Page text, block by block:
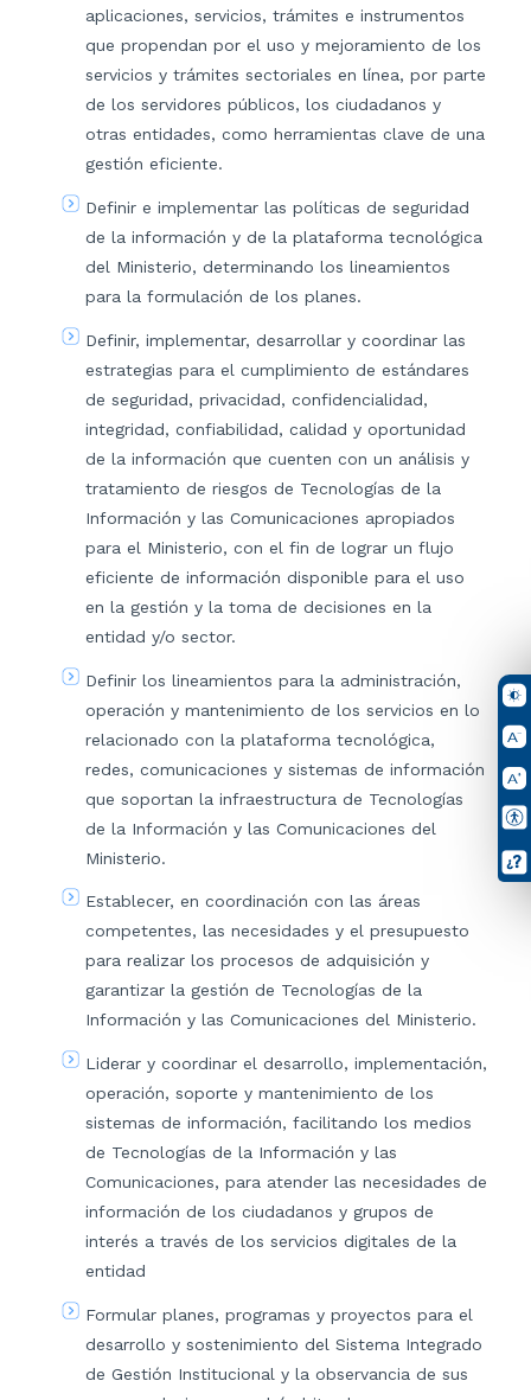
aplicaciones, servicios, trámites e instrumentos
que propendan por el uso y mejoramiento de los
servicios y trámites sectoriales en línea, por parte
de los servidores públicos, los ciudadanos y
otras entidades, como herramientas clave de una
gestión eficiente.
Definir e implementar las políticas de seguridad
de la información y de la plataforma tecnológica
del Ministerio, determinando los lineamientos
para la formulación de los planes.
Definir, implementar, desarrollar y coordinar las
estrategias para el cumplimiento de estándares
de seguridad, privacidad, confidencialidad,
integridad, confiabilidad, calidad y oportunidad
de la información que cuenten con un análisis y
tratamiento de riesgos de Tecnologías de la
Información y las Comunicaciones apropiados
para el Ministerio, con el fin de lograr un flujo
eficiente de información disponible para el uso
en la gestión y la toma de decisiones en la
entidad y/o sector.
Definir los lineamientos para la administración,
operación y mantenimiento de los servicios en lo
relacionado con la plataforma tecnológica,
redes, comunicaciones y sistemas de información
que soportan la infraestructura de Tecnologías
de la Información y las Comunicaciones del
Ministerio.
Establecer, en coordinación con las áreas
competentes, las necesidades y el presupuesto
para realizar los procesos de adquisición y
garantizar la gestión de Tecnologías de la
Información y las Comunicaciones del Ministerio.
Liderar y coordinar el desarrollo, implementación,
operación, soporte y mantenimiento de los
sistemas de información, facilitando los medios
de Tecnologías de la Información y las
Comunicaciones, para atender las necesidades de
información de los ciudadanos y grupos de
interés a través de los servicios digitales de la
entidad
Formular planes, programas y proyectos para el
desarrollo y sostenimiento del Sistema Integrado
de Gestión Institucional y la observancia de sus